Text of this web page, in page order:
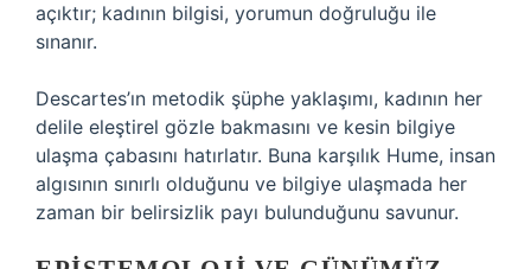
açıktır; kadının bilgisi, yorumun doğruluğu ile
sınanır.
Descartes’ın metodik şüphe yaklaşımı, kadının her
delile eleştirel gözle bakmasını ve kesin bilgiye
ulaşma çabasını hatırlatır. Buna karşılık Hume, insan
algısının sınırlı olduğunu ve bilgiye ulaşmada her
zaman bir belirsizlik payı bulunduğunu savunur.